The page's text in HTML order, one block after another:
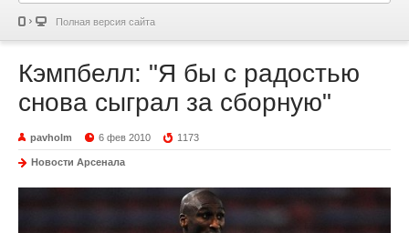
Полная версия сайта
Кэмпбелл: "Я бы с радостью
снова сыграл за сборную"
pavholm 6 фев 2010 1173
Новости Арсенала